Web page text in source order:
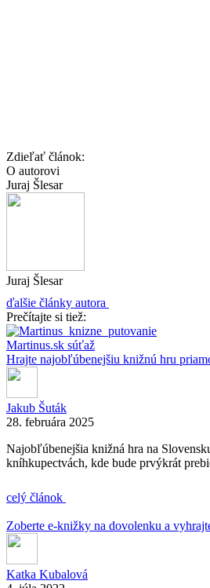
Zdieľať článok:
O autorovi
Juraj Šlesar
Juraj Šlesar
ďalšie články autora
Prečítajte si tiež:
Martinus.sk súťaž
Hrajte najobľúbenejšiu knižnú hru
Jakub Šuták
28. februára 2025
Najobľúbenejšia knižná hra na
kníhkupectvách, kde bude prvýkrát
celý článok
Zoberte e-knižky na dovolenku a
Katka Kubalová